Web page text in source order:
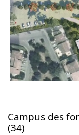
Campus des
(34)